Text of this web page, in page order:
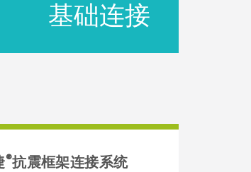
基础连接
®抗震框架连接系统